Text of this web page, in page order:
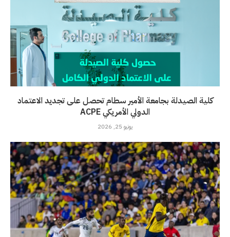
كلية الصيدلة بجامعة الأمير سطام تحصل على تجديد الاعتماد
الدولي الأمريكي ACPE
يونيو 25, 2026